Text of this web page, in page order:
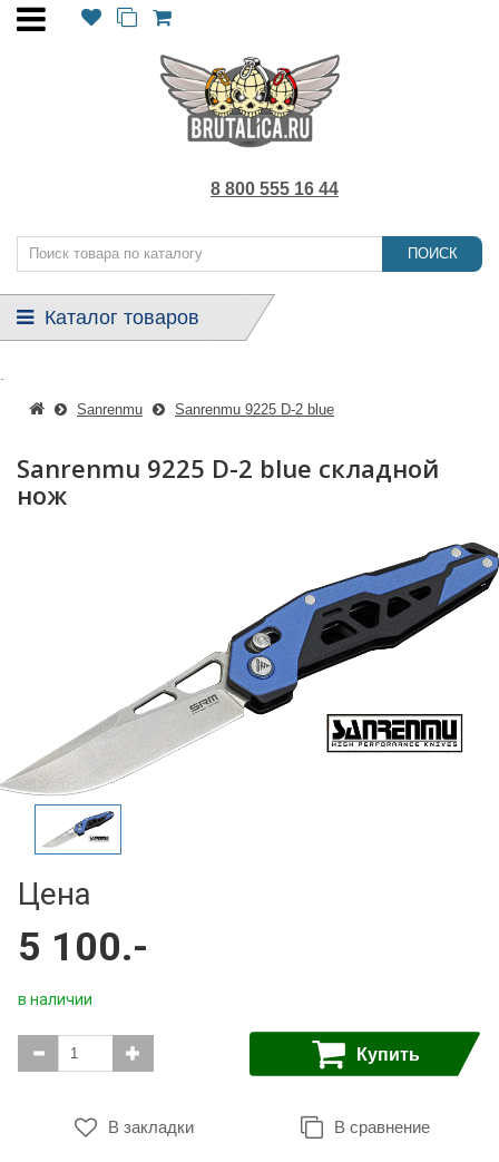
8 800 555 16 44
ПОИСК
Каталог товаров
Sanrenmu Sanrenmu 9225 D-2 blue
Sanrenmu 9225 D-2 blue складной
нож
Цена
5 100.-
в наличии
Купить
В закладки В сравнение